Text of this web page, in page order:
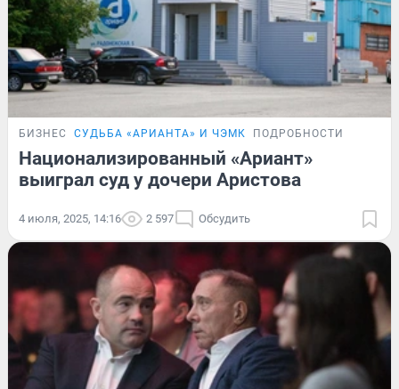
БИЗНЕС СУДЬБА «АРИАНТА» И ЧЭМК ПОДРОБНОСТИ
Национализированный «Ариант»
выиграл суд у дочери Аристова
4 июля, 2025, 14:16 2 597 Обсудить